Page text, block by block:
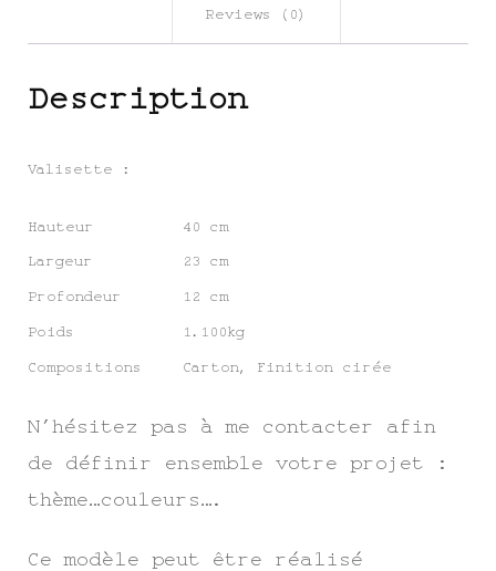
Reviews (0)
Description
Valisette :
Hauteur 40 cm
Largeur 23 cm
Profondeur 12 cm
Poids 1.100kg
Compositions Carton, Finition cirée
N’hésitez pas à me contacter afin
de définir ensemble votre projet :
thème…couleurs….
Ce modèle peut être réalisé